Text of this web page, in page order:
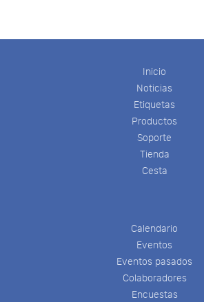
Inicio
Noticias
Etiquetas
Productos
Soporte
Tienda
Cesta
Calendario
Eventos
Eventos pasados
Colaboradores
Encuestas